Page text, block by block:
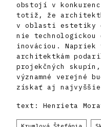
obstojí v
totiž, že
v oblasti estetiky
nie technologickou
inováciou. Napriek
architektkám
projekčných
významné verejné
získať aj najvyššie
text: Henrieta